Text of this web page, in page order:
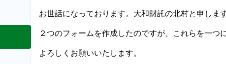
お世話になっております。大和財託の北村と申します
２つのフォームを作成したのですが、これらを一つ
よろしくお願いいたします。